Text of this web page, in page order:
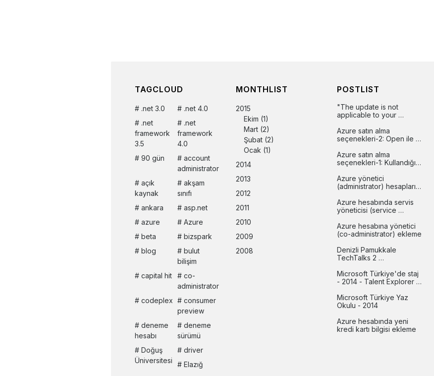
TAGCLOUD
.net 3.0
.net 4.0
.net
framework
3.5
.net
framework
4.0
90 gün
account
administrator
açık
kaynak
akşam
sınıfı
ankara
asp.net
azure
Azure
beta
bizspark
blog
bulut
bilişim
capital hit
co-
administrator
codeplex
consumer
preview
deneme
hesabı
deneme
sürümü
Doğuş
Üniversitesi
driver
Elazığ
MONTHLIST
2015
Ekim (1)
Mart (2)
Şubat (2)
Ocak (1)
2014
2013
2012
2011
2010
2009
2008
POSTLIST
"The update is not
applicable to your
çözümü
Azure satın alma
seçenekleri-2: Open ile
Azure satın alma
seçenekleri-1: Kullandığın
go)
Azure yönetici
(administrator) hesapları
Azure hesabında servis
yöneticisi (service
Azure hesabına yönetici
(co-administrator) ekleme
Denizli Pamukkale
TechTalks 2
Microsoft Türkiye'de staj
- 2014 - Talent Explorer
Microsoft Türkiye Yaz
Okulu - 2014
Azure hesabında yeni
kredi kartı bilgisi ekleme